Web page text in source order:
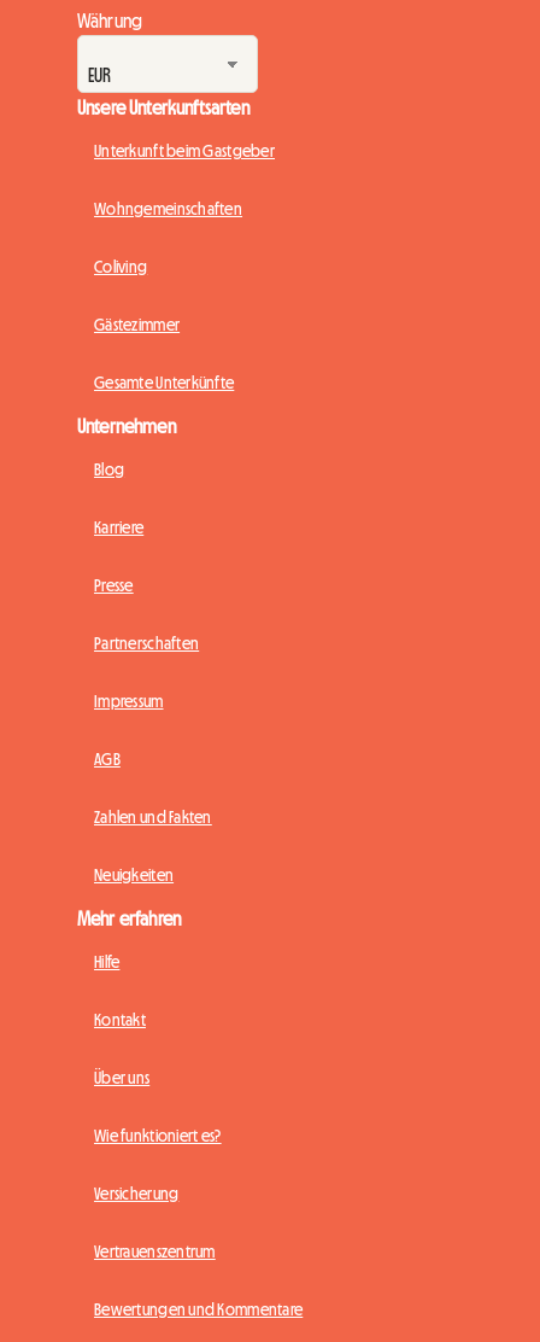
Währung
Unsere Unterkunftsarten
Unterkunft beim Gastgeber
Wohngemeinschaften
Coliving
Gästezimmer
Gesamte Unterkünfte
Unternehmen
Blog
Karriere
Presse
Partnerschaften
Impressum
AGB
Zahlen und Fakten
Neuigkeiten
Mehr erfahren
Hilfe
Kontakt
Über uns
Wie funktioniert es?
Versicherung
Vertrauenszentrum
Bewertungen und Kommentare